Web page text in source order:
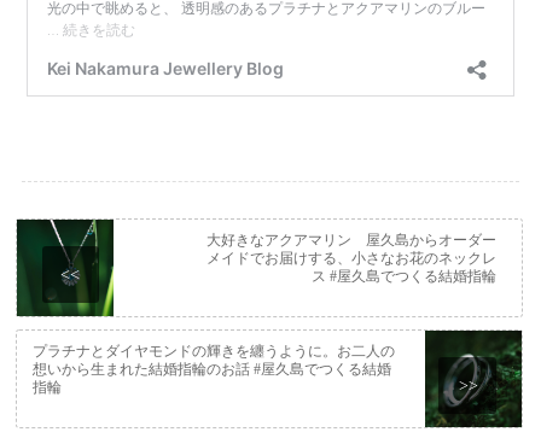
<<
大好きなアクアマリン 屋久島からオーダー
メイドでお届けする、小さなお花のネックレ
ス #屋久島でつくる結婚指輪
>>
プラチナとダイヤモンドの輝きを纏うように。お二人の
想いから生まれた結婚指輪のお話 #屋久島でつくる結婚
指輪